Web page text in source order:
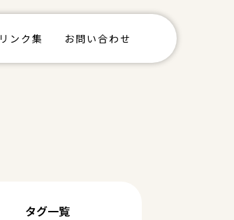
リンク集 お問い合わせ
タグ一覧